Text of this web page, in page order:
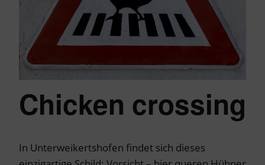
Chicken crossing
In Unterweikertshofen findet sich dieses